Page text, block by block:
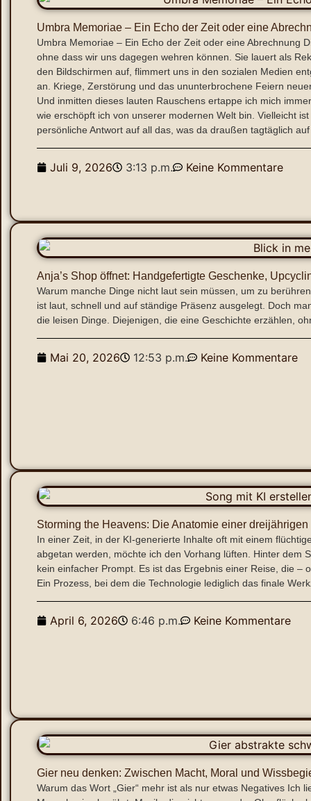
Umbra Memoriae – Ein Echo der Zeit oder eine
Umbra Memoriae – Ein Echo der Zeit oder eine Abrechnung
ohne dass wir uns dagegen wehren können. Sie lauert als
den Bildschirmen auf, flimmert uns in den sozialen Medien
an. Kriege, Zerstörung und das ununterbrochene Feiern
Und inmitten dieses lauten Rauschens ertappe ich mich
wie erschöpft ich von unserer modernen Welt bin. Vielleicht
persönliche Antwort auf all das, was da draußen tagtäglich
Juli 9, 2026 3:13 p.m. Keine Kommentare
Anja’s Shop öffnet: Handgefertigte Geschenke,
Warum manche Dinge nicht laut sein müssen, um zu
ist laut, schnell und auf ständige Präsenz ausgelegt. Doch
die leisen Dinge. Diejenigen, die eine Geschichte erzählen,
Mai 20, 2026 12:53 p.m. Keine Kommentare
Storming the Heavens: Die Anatomie einer
​In einer Zeit, in der KI-generierte Inhalte oft mit einem
abgetan werden, möchte ich den Vorhang lüften. Hinter dem
kein einfacher Prompt. Es ist das Ergebnis einer Reise, die
Ein Prozess, bei dem die Technologie lediglich das finale
April 6, 2026 6:46 p.m. Keine Kommentare
Gier neu denken: Zwischen Macht, Moral und
Warum das Wort „Gier“ mehr ist als nur etwas Negatives Ich